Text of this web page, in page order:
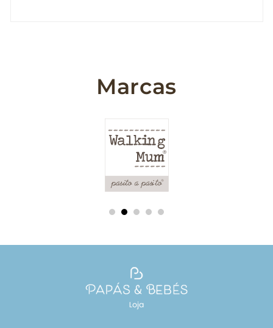
Marcas